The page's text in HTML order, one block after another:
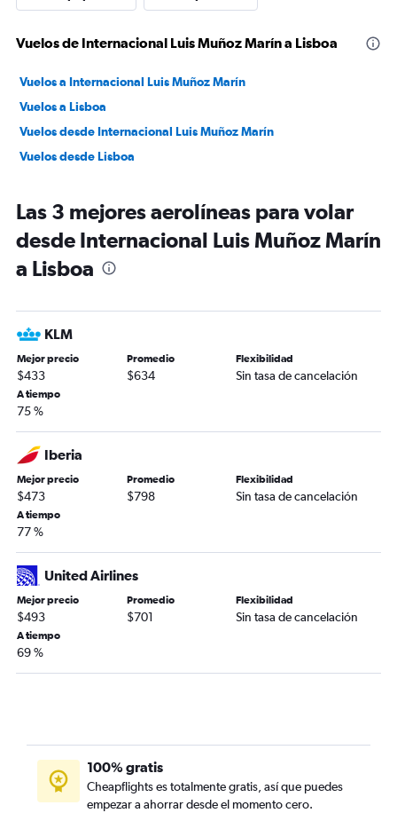
Vuelos de Internacional Luis Muñoz Marín a Lisboa
Vuelos a Internacional Luis Muñoz Marín
Vuelos a Lisboa
Vuelos desde Internacional Luis Muñoz Marín
Vuelos desde Lisboa
Las 3 mejores aerolíneas para volar
desde Internacional Luis Muñoz Marín
a Lisboa
KLM
Mejor precio
$433
Promedio
$634
Flexibilidad
Sin tasa de cancelación
A tiempo
75 %
Iberia
Mejor precio
$473
Promedio
$798
Flexibilidad
Sin tasa de cancelación
A tiempo
77 %
United Airlines
Mejor precio
$493
Promedio
$701
Flexibilidad
Sin tasa de cancelación
A tiempo
69 %
100% gratis
Cheapflights es totalmente gratis, así que puedes
empezar a ahorrar desde el momento cero.